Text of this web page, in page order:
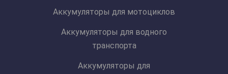
Аккумуляторы для мотоциклов
Аккумуляторы для водного
транспорта
Аккумуляторы для